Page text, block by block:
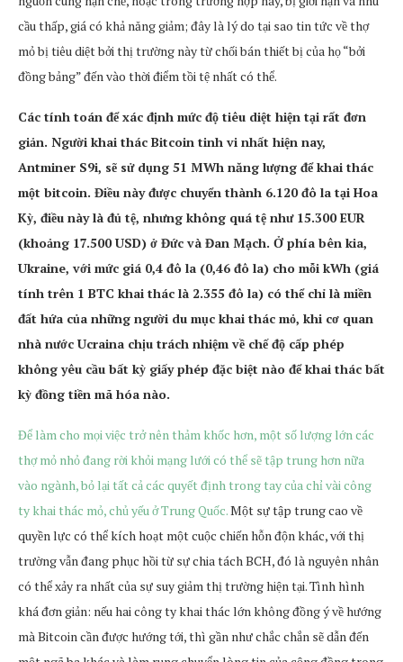
cầu thấp, giá có khả năng giảm; đây là lý do tại sao tin tức về thợ
mỏ bị tiêu diệt bởi thị trường này từ chối bán thiết bị của họ “bởi
đồng bảng” đến vào thời điểm tồi tệ nhất có thể.
Các tính toán để xác định mức độ tiêu diệt hiện tại rất đơn
giản. Người khai thác Bitcoin tinh vi nhất hiện nay,
Antminer S9i, sẽ sử dụng 51 MWh năng lượng để khai thác
một bitcoin. Điều này được chuyển thành 6.120 đô la tại Hoa
Kỳ, điều này là đủ tệ, nhưng không quá tệ như 15.300 EUR
(khoảng 17.500 USD) ở Đức và Đan Mạch. Ở phía bên kia,
Ukraine, với mức giá 0,4 đô la (0,46 đô la) cho mỗi kWh (giá
tính trên 1 BTC khai thác là 2.355 đô la) có thể chỉ là miền
đất hứa của những người du mục khai thác mỏ, khi cơ quan
nhà nước Ucraina chịu trách nhiệm về chế độ cấp phép
không yêu cầu bất kỳ giấy phép đặc biệt nào để khai thác bất
kỳ đồng tiền mã hóa nào.
Để làm cho mọi việc trở nên thảm khốc hơn, một số lượng lớn các
thợ mỏ nhỏ đang rời khỏi mạng lưới có thể sẽ tập trung hơn nữa
vào ngành, bỏ lại tất cả các quyết định trong tay của chỉ vài công
ty khai thác mỏ, chủ yếu ở Trung Quốc.Một sự tập trung cao về
quyền lực có thể kích hoạt một cuộc chiến hỗn độn khác, với thị
trường vẫn đang phục hồi từ sự chia tách BCH, đó là nguyên nhân
có thể xảy ra nhất của sự suy giảm thị trường hiện tại. Tình hình
khá đơn giản: nếu hai công ty khai thác lớn không đồng ý về hướng
mà Bitcoin cần được hướng tới, thì gần như chắc chắn sẽ dẫn đến